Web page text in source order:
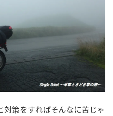
対策をすればそんなに苦じゃ